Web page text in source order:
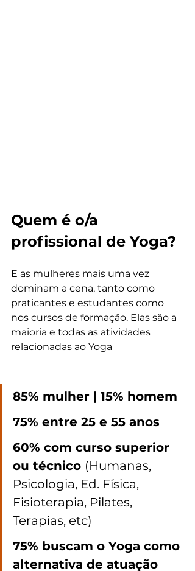
Quem é o/a
profissional de Yoga?
E as mulheres mais uma vez
dominam a cena, tanto como
praticantes e estudantes como
nos cursos de formação. Elas são a
maioria e todas as atividades
relacionadas ao Yoga
85% mulher | 15% homem
75% entre 25 e 55 anos
60% com curso superior
ou técnico (Humanas,
Psicologia, Ed. Física,
Fisioterapia, Pilates,
Terapias, etc)
75% buscam o Yoga como
alternativa de atuação